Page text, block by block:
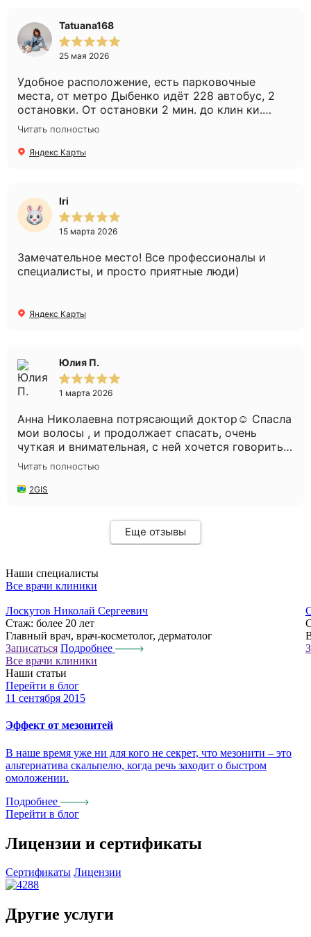
профессионала. Девушки-администраторы
всегда очень приветливы, предложат напитки,
спросят, всё ли хорошо, предложат удобное
дорожелательная, даже жаль, что я так редко
хожу в клинику, как бы странно ни звучало🙌
Tatuana168
25 мая 2026
Удобное расположение, есть парковочные
места, от метро Дыбенко идёт 228 автобус, 2
остановки. От остановки 2 мин. до клин ки.
Получила консультацию, рекомендации по
процедурами. Сделала выбор в пользу плазмо
лифтинга. Легкая рука Анны Николаевны,
Читать полностью
Яндекс Карты
Iri
15 марта 2026
Замечательное место! Все профессионалы и
специалисты, и просто приятные люди)
Яндекс Карты
Юлия П.
1 марта 2026
Анна Николаевна потрясающий доктор☺️ Спасла
мои волосы , и продолжает спасать, очень
чуткая и внимательная, с ней хочется говорить
часами😅 Администратор Александра такая
милая, с такой заботой всегда угощает
конфетками😍 Мне нравится у Вас , уютно и
Читать полностью
2GIS
Еще отзывы
Наши специалисты
Все врачи клиники
Лоскутов Николай Сергеевич
Стаж: более 20 лет
Главный врач, врач-косметолог, дерматолог
Записаться Подробнее
Все врачи клиники
Наши статьи
Перейти в блог
11 сентября 2015
Эффект от мезонитей
В наше время уже ни для кого не секрет, что мезонити – это
альтернатива скальпелю, когда речь заходит о быстром
омоложении.
Подробнее
Перейти в блог
Лицензии и сертификаты
Сертификаты Лицензии
Другие услуги